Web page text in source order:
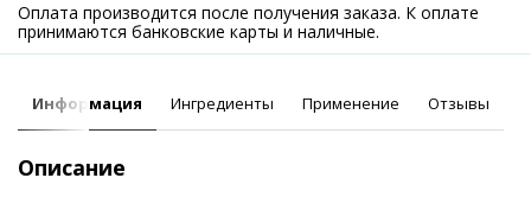
Оплата производится после получения заказа. К оплате
принимаются банковские карты и наличные.
Информация Ингредиенты Применение Отзывы
Описание